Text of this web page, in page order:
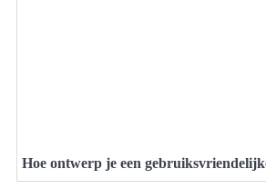
Hoe ontwerp je een